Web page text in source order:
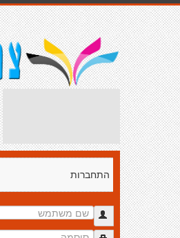
התחברות